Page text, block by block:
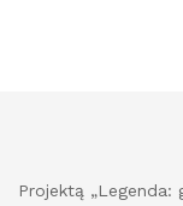
Projektą „Legenda: